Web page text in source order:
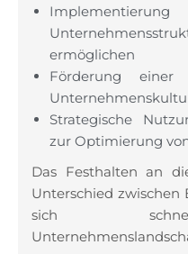
ermöglichen
Förderung einer
Strategische
zur Optimierung
Das Festhalten an
Unterschied zwischen
sich